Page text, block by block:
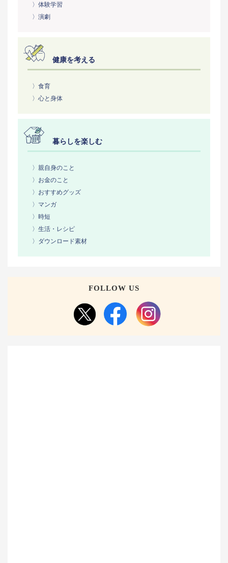
〉体験学習
〉演劇
健康を考える
〉食育
〉心と身体
暮らしを楽しむ
〉親自身のこと
〉お金のこと
〉おすすめグッズ
〉マンガ
〉時短
〉生活・レシピ
〉ダウンロード素材
FOLLOW US